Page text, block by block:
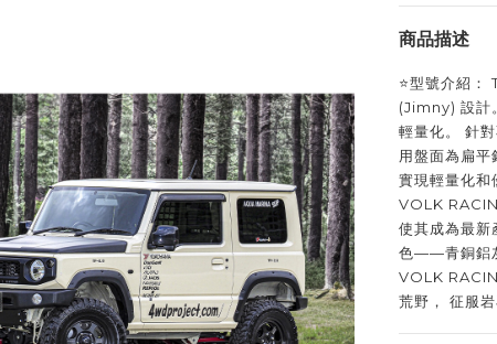
商品描述
⭐️型號介紹
(Jimny) 設計
輕量化。 針
用盤面為扁
實現輕量化和
VOLK
使其成為最新
色——青銅鋁
VOLK
荒野， 征服